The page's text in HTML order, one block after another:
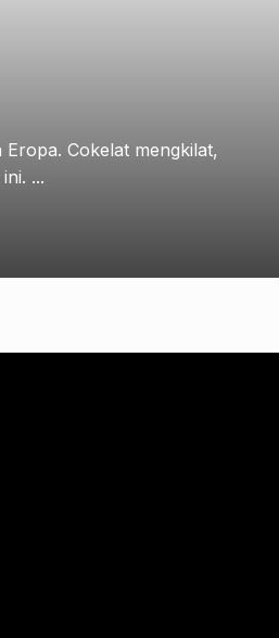
Cokelat mengkilat,
...